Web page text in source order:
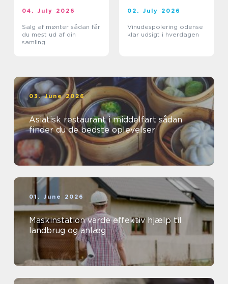
04. July 2026
Salg af mønter sådan får
du mest ud af din
samling
02. July 2026
Vinudespolering odense
klar udsigt i hverdagen
03. June 2026
Asiatisk restaurant i middelfart sådan
finder du de bedste oplevelser
01. June 2026
Maskinstation varde effektiv hjælp til
landbrug og anlæg